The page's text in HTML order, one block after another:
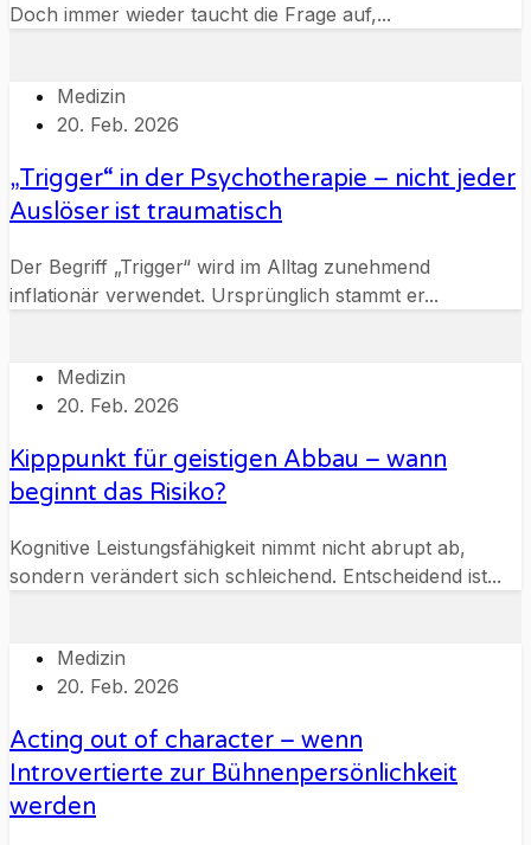
Doch immer wieder taucht die Frage auf,...
Medizin
20. Feb. 2026
„Trigger“ in der Psychotherapie – nicht jeder
Auslöser ist traumatisch
Der Begriff „Trigger“ wird im Alltag zunehmend
inflationär verwendet. Ursprünglich stammt er...
Medizin
20. Feb. 2026
Kipppunkt für geistigen Abbau – wann
beginnt das Risiko?
Kognitive Leistungsfähigkeit nimmt nicht abrupt ab,
sondern verändert sich schleichend. Entscheidend ist...
Medizin
20. Feb. 2026
Acting out of character – wenn
Introvertierte zur Bühnenpersönlichkeit
werden